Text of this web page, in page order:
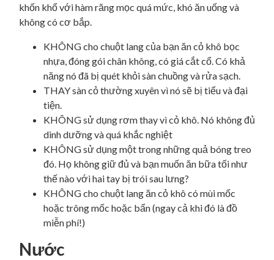
khốn khổ với hàm răng mọc quá mức, khó ăn uống và
không có cơ bắp.
KHÔNG cho chuột lang của bạn ăn cỏ khô bọc
nhựa, đóng gói chân không, có giá cắt cổ. Có khả
năng nó đã bị quét khỏi sàn chuồng và rửa sạch.
THAY sàn cỏ thường xuyên vì nó sẽ bị tiểu và đại
tiện.
KHÔNG sử dụng rơm thay vì cỏ khô. Nó không đủ
dinh dưỡng và quá khắc nghiệt
KHÔNG sử dụng một trong những quả bóng treo
đó. Họ không giữ đủ và bạn muốn ăn bữa tối như
thế nào với hai tay bị trói sau lưng?
KHÔNG cho chuột lang ăn cỏ khô có mùi mốc
hoặc trông mốc hoặc bẩn (ngay cả khi đó là đồ
miễn phí!)
Nước